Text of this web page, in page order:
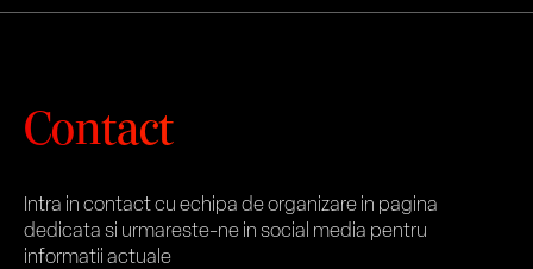
Contact
Intra in contact cu echipa de organizare in pagina
dedicata si urmareste-ne in social media pentru
informatii actuale